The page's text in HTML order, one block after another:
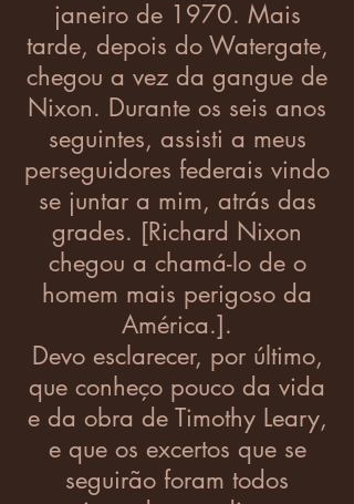
janeiro de 1970. Mais
tarde, depois do Watergate,
chegou a vez da gangue de
Nixon. Durante os seis anos
seguintes, assisti a meus
perseguidores federais vindo
se juntar a mim, atrás das
grades. [Richard Nixon
chegou a chamá-lo de o
homem mais perigoso da
América.].
Devo esclarecer, por último,
que conheço pouco da vida
e da obra de Timothy Leary,
e que os excertos que se
seguirão foram todos